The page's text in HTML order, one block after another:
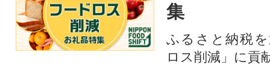
集
ふるさと納税
ロス削減」に貢